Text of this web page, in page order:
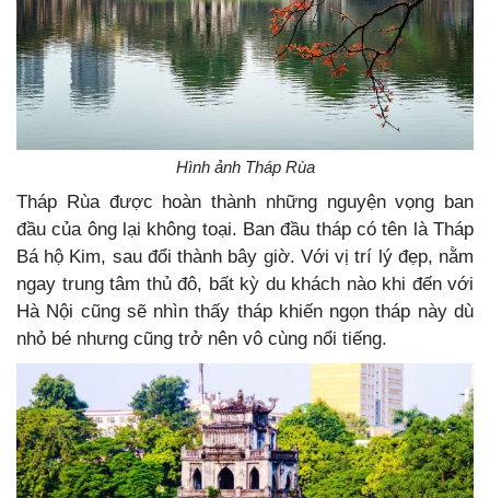
Hình ảnh Tháp Rùa
Tháp Rùa được hoàn thành những nguyện vọng ban
đầu của ông lại không toại. Ban đầu tháp có tên là Tháp
Bá hộ Kim, sau đổi thành bây giờ. Với vị trí lý đẹp, nằm
ngay trung tâm thủ đô, bất kỳ du khách nào khi đến với
Hà Nội cũng sẽ nhìn thấy tháp khiến ngọn tháp này dù
nhỏ bé nhưng cũng trở nên vô cùng nổi tiếng.